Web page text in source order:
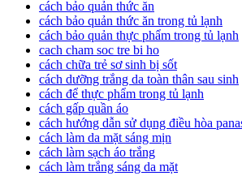
cách bảo quản thức ăn
cách bảo quản thức ăn trong tủ lạnh
cách bảo quản thực phẩm trong tủ lạnh
cach cham soc tre bi ho
cách chữa trẻ sơ sinh bị sốt
cách dưỡng trắng da toàn thân sau sinh
cách để thực phẩm trong tủ lạnh
cách gấp quần áo
cách hướng dẫn sử dụng điều hòa
cách làm da mặt sáng mịn
cách làm sạch áo trắng
cách làm trắng sáng da mặt